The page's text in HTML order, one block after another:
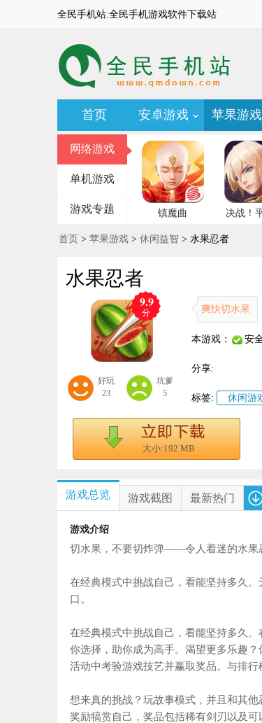
全民手机站:全民手机游戏软件下载站
首页 安卓游戏 苹果游戏
网络游戏
单机游戏
游戏专题 镇魔曲 决战！
首页 > 苹果游戏 > 休闲益智 > 水果忍者
水果忍者
9.9
分
好玩
23
坑爹
5
爽快切水果
本游戏： 安
分享:
标签: 休闲游
大小:192 MB
游戏总览 游戏截图 最新热门
游戏介绍
切水果，不要切炸弹——令人着迷的水果
在经典模式中挑战自己，看能坚持多久
口。
在经典模式中挑战自己，看能坚持多久
你选择，助你成为高手。渴望更多乐趣
活动中考验游戏技艺并赢取奖品。与排
想来真的挑战？玩故事模式，并且和其
奖励犒赏自己，奖品包括稀有剑刃以及可